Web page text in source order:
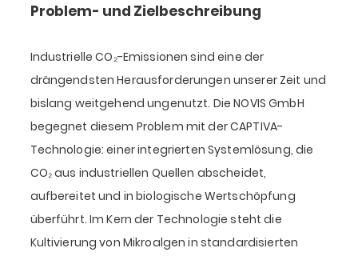
Problem- und Zielbeschreibung
Industrielle CO₂-Emissionen sind eine der
drängendsten Herausforderungen unserer Zeit und
bislang weitgehend ungenutzt. Die NOVIS GmbH
begegnet diesem Problem mit der CAPTIVA-
Technologie: einer integrierten Systemlösung, die
CO₂ aus industriellen Quellen abscheidet,
aufbereitet und in biologische Wertschöpfung
überführt. Im Kern der Technologie steht die
Kultivierung von Mikroalgen in standardisierten